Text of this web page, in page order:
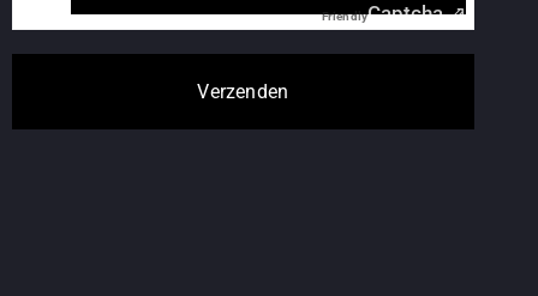
FriendlyCaptcha ⇗
Verzenden